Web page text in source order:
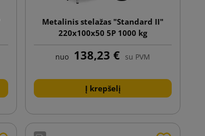
Metalinis stelažas "Standard II"
220x100x50 5P 1000 kg
nuo 138,23 € su PVM
Į krepšelį